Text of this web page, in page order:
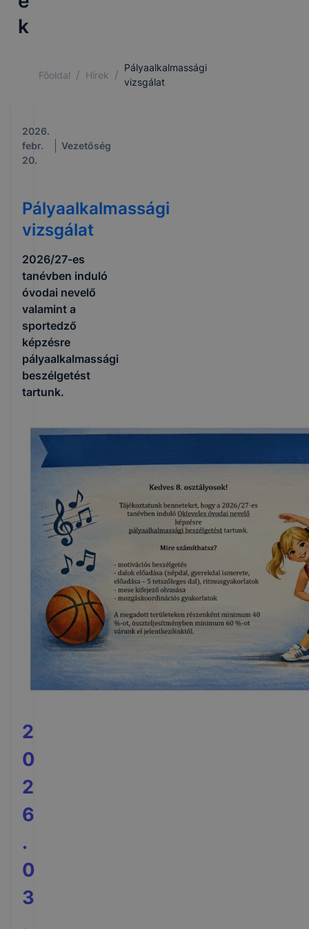
k
Főoldal / Hírek /
Pályaalkalmassági
vizsgálat
2026.
febr.
20.
Vezetőség
Pályaalkalmassági
vizsgálat
2026/27-es
tanévben induló
óvodai nevelő
valamint a
sportedző
képzésre
pályaalkalmassági
beszélgetést
tartunk.
2
0
2
6
.
0
3